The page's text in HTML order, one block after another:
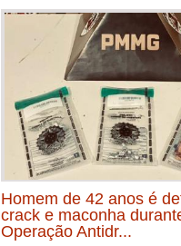
Homem de 42 anos é
crack e maconha
Operação Antidr...